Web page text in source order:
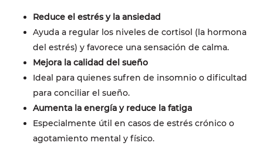
Reduce el estrés y la ansiedad
Ayuda a regular los niveles de cortisol (la hormona
del estrés) y favorece una sensación de calma.
Mejora la calidad del sueño
Ideal para quienes sufren de insomnio o dificultad
para conciliar el sueño.
Aumenta la energía y reduce la fatiga
Especialmente útil en casos de estrés crónico o
agotamiento mental y físico.